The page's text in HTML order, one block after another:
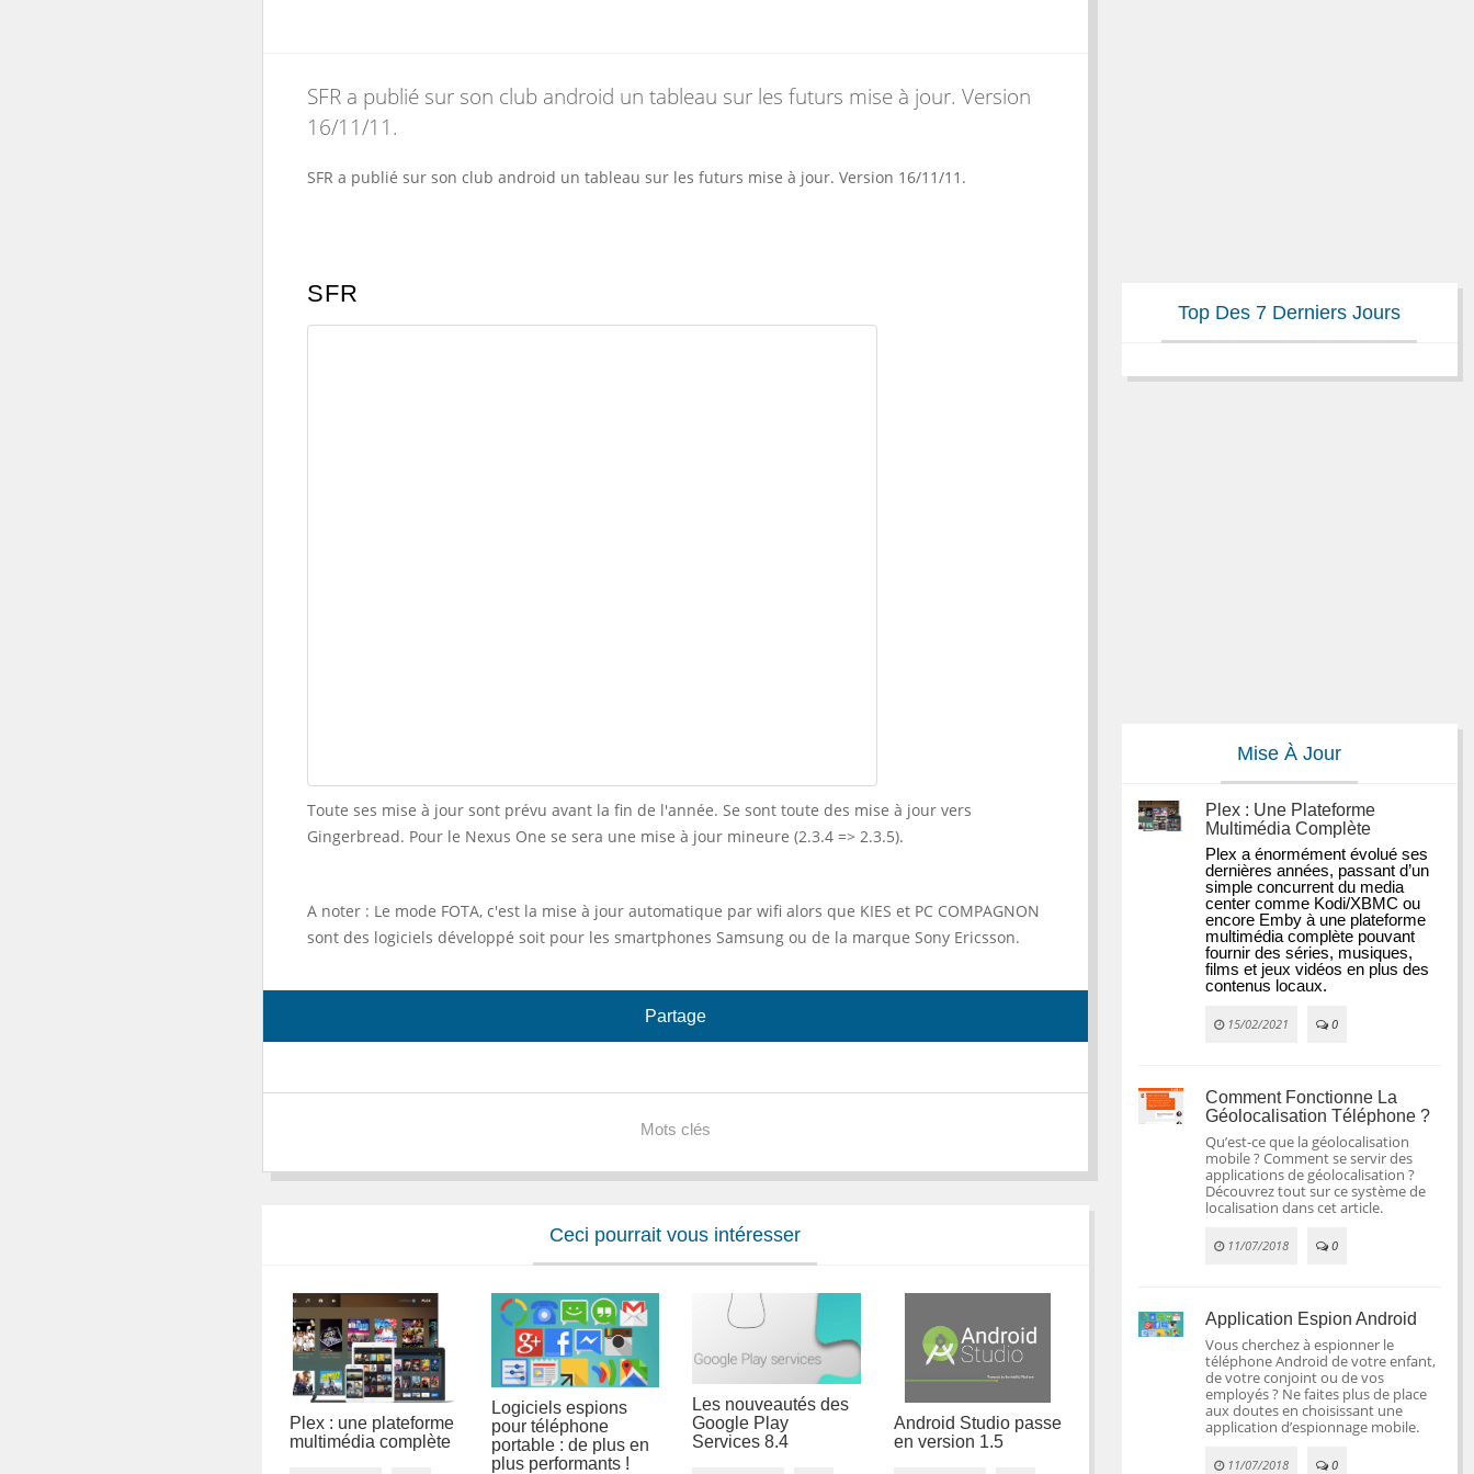
SFR a publié sur son club android un tableau sur les futurs mise à jour. Version
16/11/11.
SFR a publié sur son club android un tableau sur les futurs mise à jour. Version 16/11/11.
SFR
Toute ses mise à jour sont prévu avant la fin de l'année. Se sont toute des mise à jour vers
Gingerbread. Pour le Nexus One se sera une mise à jour mineure (2.3.4 => 2.3.5).
A noter : Le mode FOTA, c'est la mise à jour automatique par wifi alors que KIES et PC COMPAGNON
sont des logiciels développé soit pour les smartphones Samsung ou de la marque Sony Ericsson.
Partage
Mots clés
Ceci pourrait vous intéresser
Plex : une plateforme
multimédia complète
Logiciels espions
pour téléphone
portable : de plus en
plus performants !
Les nouveautés des
Google Play
Services 8.4
Android Studio passe
en version 1.5
Le SDK de l'API 23
pour Android Wear
Les nouveautés des
Google Play
Services 8.3
Top Des 7 Derniers Jours
Mise À Jour
Plex : Une Plateforme
Multimédia Complète
Plex a énormément évolué ses
dernières années, passant d’un
simple concurrent du media
center comme Kodi/XBMC ou
encore Emby à une plateforme
multimédia complète pouvant
fournir des séries, musiques,
films et jeux vidéos en plus des
contenus locaux.
15/02/2021 0
Comment Fonctionne La
Géolocalisation Téléphone ?
Qu’est-ce que la géolocalisation
mobile ? Comment se servir des
applications de géolocalisation ?
Découvrez tout sur ce système de
localisation dans cet article.
11/07/2018 0
Application Espion Android
Vous cherchez à espionner le
téléphone Android de votre enfant,
de votre conjoint ou de vos
employés ? Ne faites plus de place
aux doutes en choisissant une
application d’espionnage mobile.
11/07/2018 0